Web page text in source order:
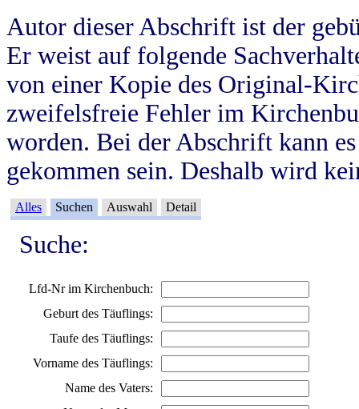
Autor dieser Abschrift ist der
Er weist auf folgende
von einer Kopie des Original-
zweifelsfreie Fehler im
worden. Bei der Abschrift kann
gekommen sein. Deshalb wird
Alles Suchen Auswahl Detail
Suche:
Lfd-Nr im Kirchenbuch:
Geburt des Täuflings:
Taufe des Täuflings:
Vorname des Täuflings:
Name des Vaters: